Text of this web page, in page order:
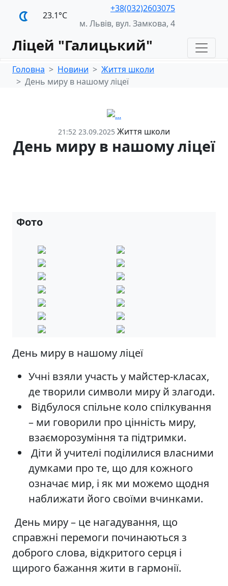
23.1°С
+38(032)2603075
м. Львів, вул. Замкова, 4
Ліцей "Галицький"
Головна Новини
Життя школи
День миру в нашому ліцеї
21:52 23.09.2025 Життя школи
День миру в нашому ліцеї
Фото
День миру в нашому ліцеї
Учні взяли участь у майстер-класах,
де творили символи миру й злагоди.
Відбулося спільне коло спілкування
– ми говорили про цінність миру,
взаєморозуміння та підтримки.
Діти й учителі поділилися власними
думками про те, що для кожного
означає мир, і як ми можемо щодня
наближати його своїми вчинками.
День миру – це нагадування, що
справжні перемоги починаються з
доброго слова, відкритого серця і
щирого бажання жити в гармонії.